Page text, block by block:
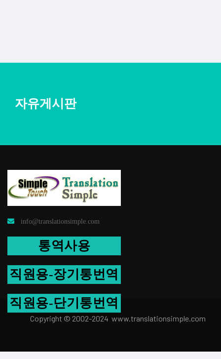
자유게시판
info@translationsimple.com
통역사용
직원용-장기통번역
직원용-단기통번역
Copyright © 2002-2024